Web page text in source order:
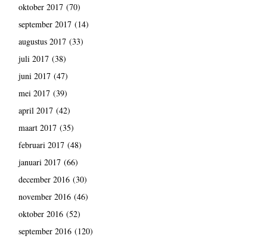
oktober 2017(70)
september 2017(14)
augustus 2017(33)
juli 2017(38)
juni 2017(47)
mei 2017(39)
april 2017(42)
maart 2017(35)
februari 2017(48)
januari 2017(66)
december 2016(30)
november 2016(46)
oktober 2016(52)
september 2016(120)